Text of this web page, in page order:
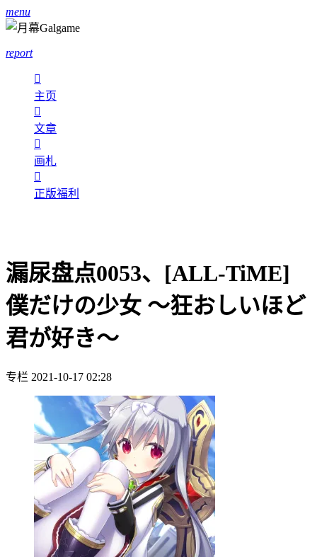
menu
report

主页

文章

画札

正版福利
漏尿盘点0053、[ALL-TiME]
僕だけの少女 ～狂おしいほど
君が好き～
专栏 2021-10-17 02:28